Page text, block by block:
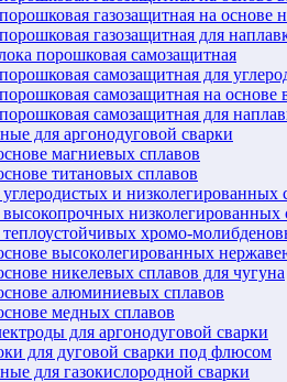
газозащитная на основе
газозащитная для
порошковая самозащитная
самозащитная для
самозащитная на
самозащитная для
для аргонодуговой сварки
магниевых сплавов
титановых сплавов
и низколегированных
низколегированных
хромо-
высоколегированных
никелевых сплавов для чугуна
алюминиевых сплавов
медных сплавов
для аргонодуговой сварки
для дуговой сварки под флюсом
для газокислородной сварки